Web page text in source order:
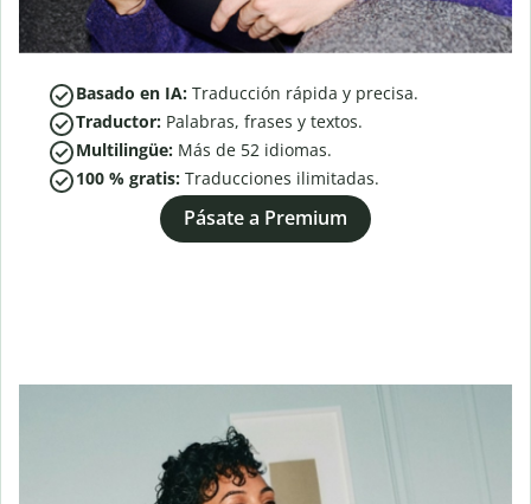
Basado en IA: Traducción rápida y precisa.
Traductor: Palabras, frases y textos.
Multilingüe: Más de 52 idiomas.
100 % gratis: Traducciones ilimitadas.
Pásate a Premium